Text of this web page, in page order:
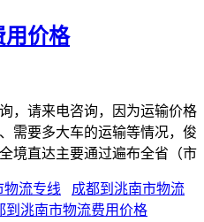
用价格
，请来电咨询，因为运输价格
需要多大车的运输等情况，俊
境直达主要通过遍布全省（市
物流专线
成都到洮南市物流
到洮南市物流费用价格